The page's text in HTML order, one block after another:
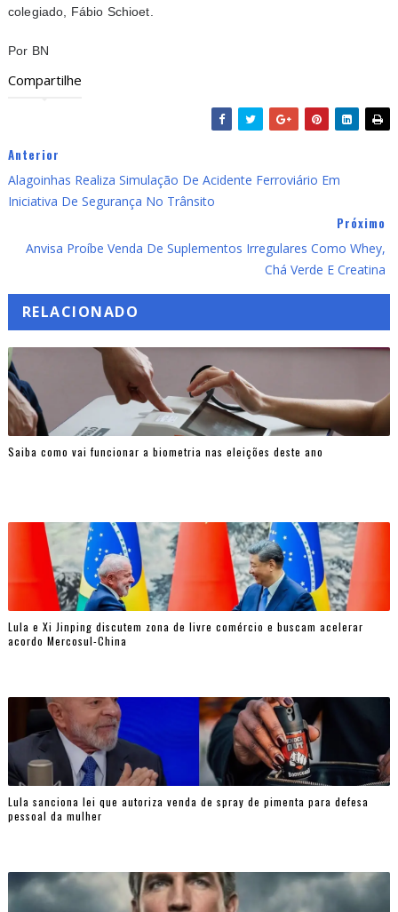
colegiado, Fábio Schioet.
Por BN
Compartilhe
Anterior
Alagoinhas Realiza Simulação De Acidente Ferroviário Em
Iniciativa De Segurança No Trânsito
Próximo
Anvisa Proíbe Venda De Suplementos Irregulares Como Whey,
Chá Verde E Creatina
RELACIONADO
Saiba como vai funcionar a biometria nas eleições deste ano
Lula e Xi Jinping discutem zona de livre comércio e buscam acelerar
acordo Mercosul-China
Lula sanciona lei que autoriza venda de spray de pimenta para defesa
pessoal da mulher